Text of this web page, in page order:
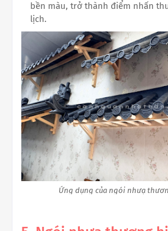
bền màu, trở thành điểm nhấn
lịch.
Ứng dụng của ngói nhưạ